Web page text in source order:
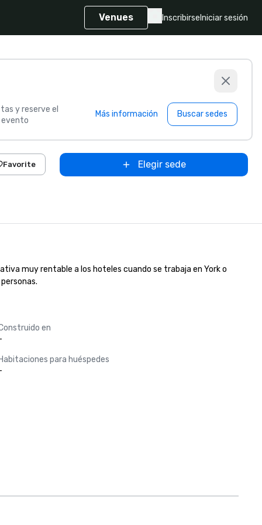
Venues Inscribirse Iniciar sesión
y reserve el
evento
Más información Buscar sedes
Favorite Elegir sede
muy rentable a los hoteles cuando se trabaja en York o
en
para huéspedes